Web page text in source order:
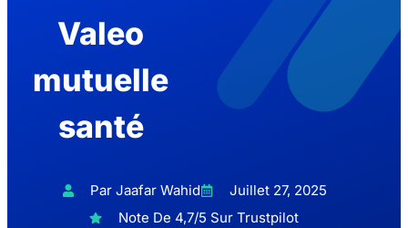
Valeo
mutuelle
santé
Par Jaafar Wahid
Juillet 27, 2025
Note De 4,7/5 Sur Trustpilot